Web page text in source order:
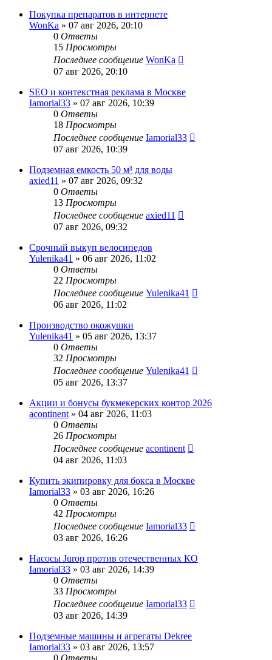
Покупка препаратов в интернете
WonKa » 07 авг 2026, 20:10
0 Ответы
15 Просмотры
Последнее сообщение WonKa
07 авг 2026, 20:10
SEO и контекстная реклама в Москве
Iamorial33 » 07 авг 2026, 10:39
0 Ответы
18 Просмотры
Последнее сообщение Iamorial33
07 авг 2026, 10:39
Подземная емкость 50 м³ для воды
axied11 » 07 авг 2026, 09:32
0 Ответы
13 Просмотры
Последнее сообщение axied11
07 авг 2026, 09:32
Срочный выкуп велосипедов
Yulenika41 » 06 авг 2026, 11:02
0 Ответы
22 Просмотры
Последнее сообщение Yulenika41
06 авг 2026, 11:02
Производство окожушки
Yulenika41 » 05 авг 2026, 13:37
0 Ответы
32 Просмотры
Последнее сообщение Yulenika41
05 авг 2026, 13:37
Акции и бонусы букмекерских контор 2026
acontinent » 04 авг 2026, 11:03
0 Ответы
26 Просмотры
Последнее сообщение acontinent
04 авг 2026, 11:03
Купить экипировку для бокса в Москве
Iamorial33 » 03 авг 2026, 16:26
0 Ответы
42 Просмотры
Последнее сообщение Iamorial33
03 авг 2026, 16:26
Насосы Jurop против отечественных КО
Iamorial33 » 03 авг 2026, 14:39
0 Ответы
33 Просмотры
Последнее сообщение Iamorial33
03 авг 2026, 14:39
Подземные машины и агрегаты Dekree
Iamorial33 » 03 авг 2026, 13:57
0 Ответы